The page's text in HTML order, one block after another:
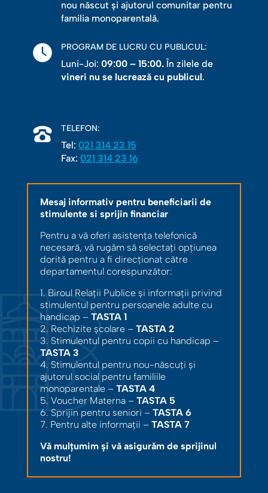
nou născut și ajutorul comunitar pentru
familia monoparentală.
PROGRAM DE LUCRU CU PUBLICUL:
Luni-Joi: 09:00 – 15:00.În zilele de
vineri nu se lucrează cu publicul.
TELEFON:
Tel: 021 314 23 15
Fax: 021 314 23 16
Mesaj informativ pentru beneficiarii de
stimulente si sprijin financiar
Pentru a vă oferi asistența telefonică
necesară, vă rugăm să selectați opțiunea
dorită pentru a fi direcționat către
departamentul corespunzător:
1. Biroul Relații Publice și informații privind
stimulentul pentru persoanele adulte cu
handicap – TASTA 1
2. Rechizite școlare – TASTA 2
3. Stimulentul pentru copii cu handicap –
TASTA 3
4. Stimulentul pentru nou-născuți și
ajutorul social pentru familiile
monoparentale – TASTA 4
5. Voucher Materna – TASTA 5
6. Sprijin pentru seniori – TASTA 6
7. Pentru alte informații – TASTA 7
Vă mulțumim și vă asigurăm de sprijinul
nostru!